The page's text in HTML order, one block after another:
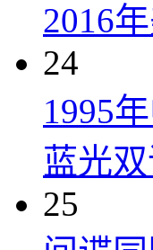
2016
24
1995
蓝光
25